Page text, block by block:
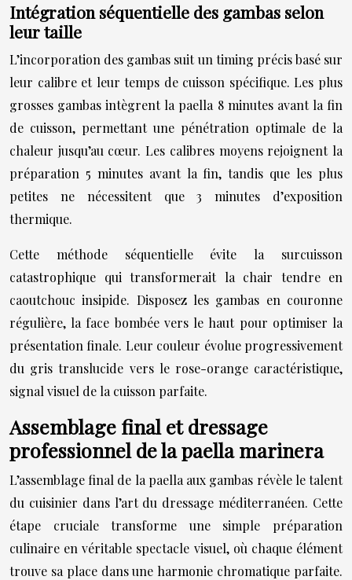
Intégration séquentielle des gambas selon
leur taille
L’incorporation des gambas suit un timing précis basé sur
leur calibre et leur temps de cuisson spécifique. Les plus
grosses gambas intègrent la paella 8 minutes avant la fin
de cuisson, permettant une pénétration optimale de la
chaleur jusqu’au cœur. Les calibres moyens rejoignent la
préparation 5 minutes avant la fin, tandis que les plus
petites ne nécessitent que 3 minutes d’exposition
thermique.
Cette méthode séquentielle évite la surcuisson
catastrophique qui transformerait la chair tendre en
caoutchouc insipide. Disposez les gambas en couronne
régulière, la face bombée vers le haut pour optimiser la
présentation finale. Leur couleur évolue progressivement
du gris translucide vers le rose-orange caractéristique,
signal visuel de la cuisson parfaite.
Assemblage final et dressage
professionnel de la paella marinera
L’assemblage final de la paella aux gambas révèle le talent
du cuisinier dans l’art du dressage méditerranéen. Cette
étape cruciale transforme une simple préparation
culinaire en véritable spectacle visuel, où chaque élément
trouve sa place dans une harmonie chromatique parfaite.